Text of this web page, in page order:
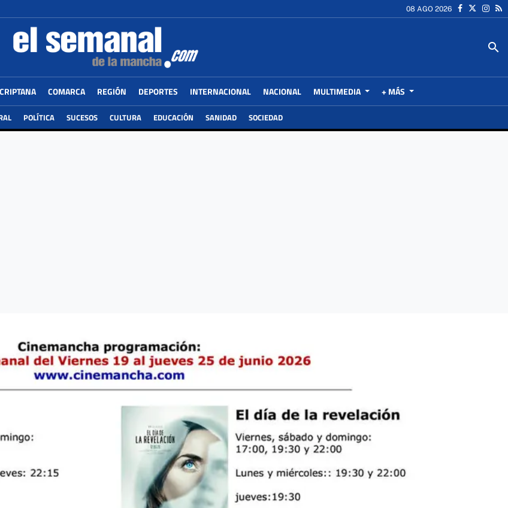
08 AGO 2026
search
COMARCA REGIÓN DEPORTES INTERNACIONAL NACIONAL MULTIMEDIA + MÁS
POLÍTICA SUCESOS CULTURA EDUCACIÓN SANIDAD SOCIEDAD